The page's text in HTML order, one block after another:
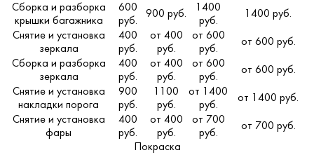
Сборка и разборка
крышки багажника
600
руб.
900 руб.
1400
руб.
1400 руб.
Снятие и установка
зеркала
400
руб.
от 400
руб.
от 600
руб.
от 600 руб.
Сборка и разборка
зеркала
400
руб.
от 400
руб.
от 600
руб.
от 600 руб.
Снятие и установка
накладки порога
900
руб.
1100
руб.
от 1400
руб.
от 1400 руб.
Снятие и установка
фары
400
руб.
от 400
руб.
от 700
руб.
от 700 руб.
Покраска